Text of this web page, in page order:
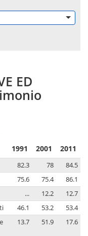
ED
1991 2001 2011
82.3 78
84.5
75.6 75.4
86.1
... 12.2
12.7
46.1 53.2
53.4
13.7 51.9 17.6